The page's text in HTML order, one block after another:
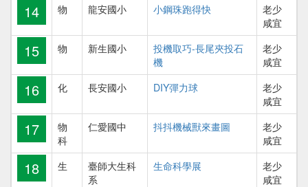
14 物 龍安國小 小鋼珠跑得快
老少
咸宜
15 物 新生國小
投機取巧-長尾夾投石
機
老少
咸宜
16 化 長安國小 DIY彈力球
老少
咸宜
17
物
科
仁愛國中 抖抖機械獸來畫圖
老少
咸宜
18 生
臺師大生科
系
生命科學展
老少
咸宜